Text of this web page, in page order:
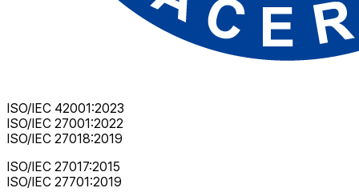
ISO/IEC 42001:2023
ISO/IEC 27001:2022
ISO/IEC 27018:2019
ISO/IEC 27017:2015
ISO/IEC 27701:2019